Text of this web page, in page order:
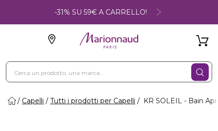
-31% SU 59€ A CARRELLO!
Capelli Tutti i prodotti per Capelli KR SOLEIL - Bain